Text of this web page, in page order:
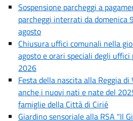
Sospensione parcheggi a
parcheggi interrati da domenica
agosto
Chiusura uffici comunali nella
agosto e orari speciali degli uffici
2026
Festa della nascita alla Reggia
anche i nuovi nati e nate del
famiglie della Città di Cirié
Giardino sensoriale alla RSA "Il